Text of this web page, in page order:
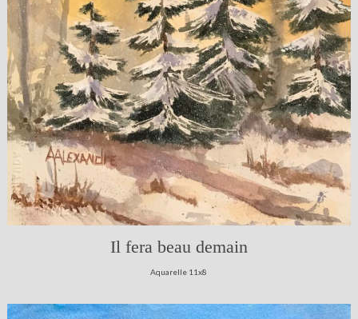
Il fera beau demain
Aquarelle 11x8